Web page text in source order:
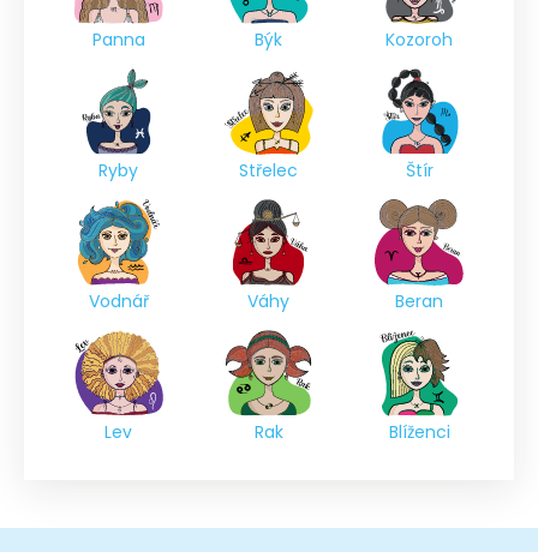
Panna Býk Kozoroh
Ryby Střelec Štír
Vodnář Váhy Beran
Lev Rak Blíženci